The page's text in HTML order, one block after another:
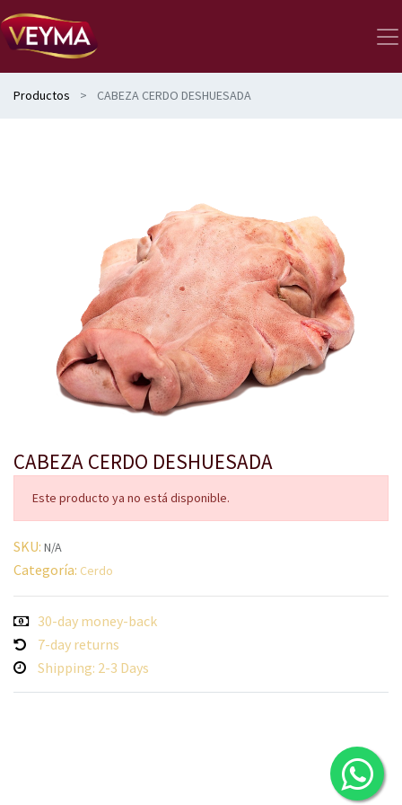
Productos CABEZA CERDO DESHUESADA
CABEZA CERDO DESHUESADA
Este producto ya no está disponible.
SKU: N/A
Categoría: Cerdo
30-day money-back
7-day returns
Shipping: 2-3 Days